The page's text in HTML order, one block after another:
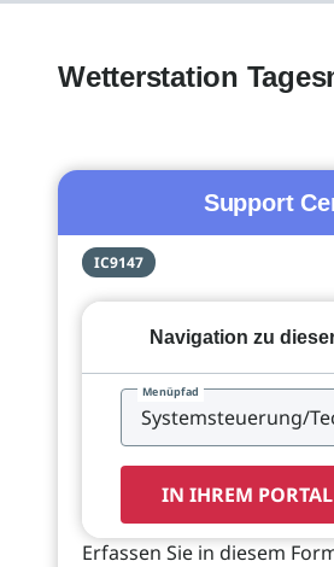
Wetterstation
Support
IC9147
Navigation zu
Menüpfad
IN IHREM
Erfassen Sie in diesem